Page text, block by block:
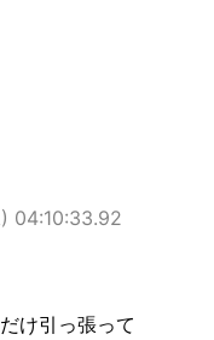
04:10:33.92
け引っ張って